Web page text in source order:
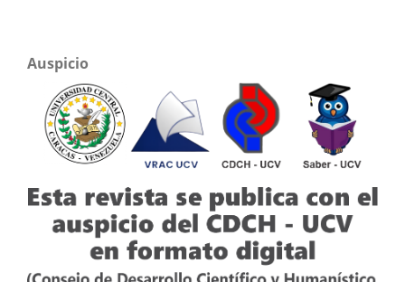
Auspicio